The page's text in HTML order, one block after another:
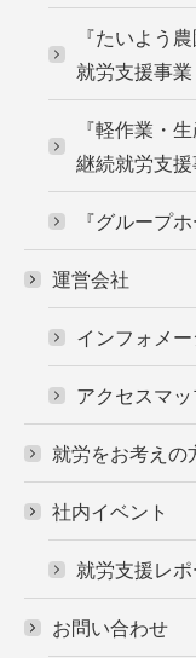
『たいよう
就労支援事業
『軽作業・
継続就労支
『グループ
運営会社
インフォメ
アクセスマ
就労をお考えの
社内イベント
就労支援レ
お問い合わせ